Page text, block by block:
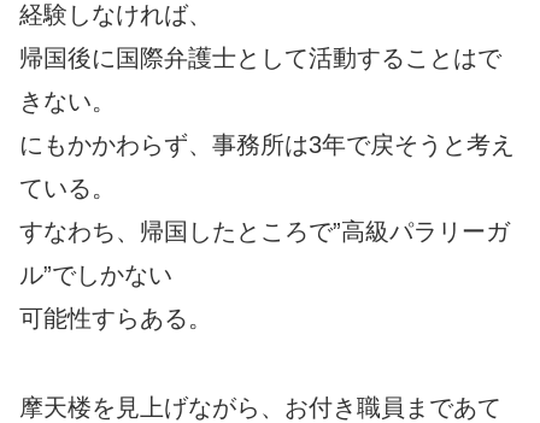
経験しなければ、
帰国後に国際弁護士として活動することはで
きない。
にもかかわらず、事務所は3年で戻そうと考え
ている。
すなわち、帰国したところで”高級パラリーガ
ル”でしかない
可能性すらある。
摩天楼を見上げながら、お付き職員まであて